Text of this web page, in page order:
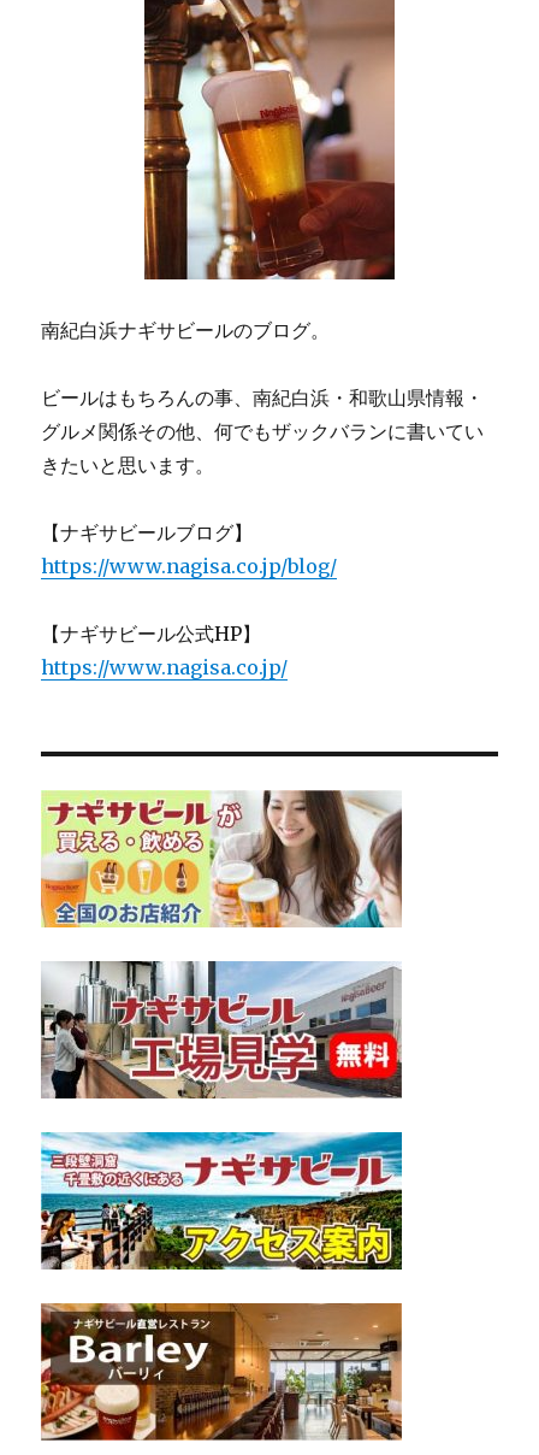
南紀白浜ナギサビールのブログ。
ビールはもちろんの事、南紀白浜・和歌山県情報・
グルメ関係その他、何でもザックバランに書いてい
きたいと思います。
【ナギサビールブログ】
https://www.nagisa.co.jp/blog/
【ナギサビール公式HP】
https://www.nagisa.co.jp/